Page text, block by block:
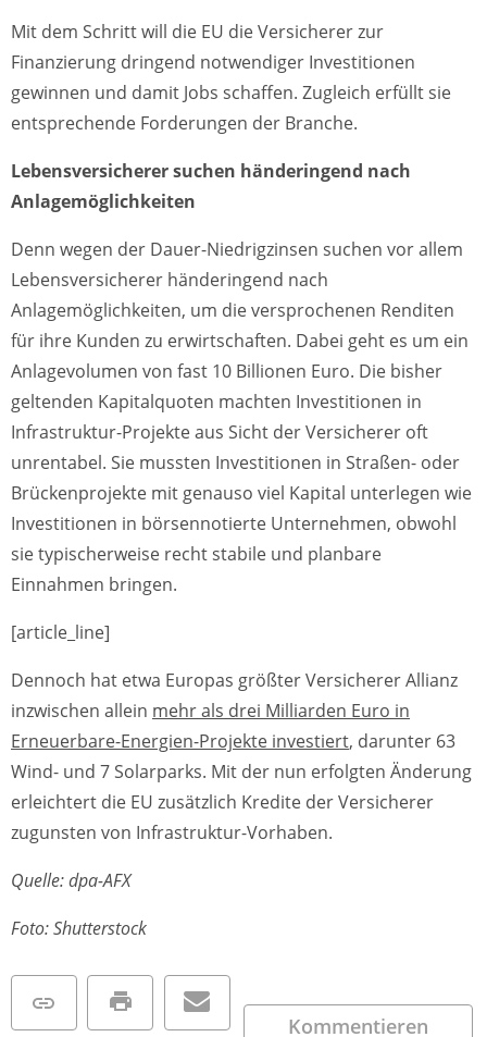
Mit dem Schritt will die EU die Versicherer zur
Finanzierung dringend notwendiger Investitionen
gewinnen und damit Jobs schaffen. Zugleich erfüllt sie
entsprechende Forderungen der Branche.
Lebensversicherer suchen händeringend nach
Anlagemöglichkeiten
Denn wegen der Dauer-Niedrigzinsen suchen vor allem
Lebensversicherer händeringend nach
Anlagemöglichkeiten, um die versprochenen Renditen
für ihre Kunden zu erwirtschaften. Dabei geht es um ein
Anlagevolumen von fast 10 Billionen Euro. Die bisher
geltenden Kapitalquoten machten Investitionen in
Infrastruktur-Projekte aus Sicht der Versicherer oft
unrentabel. Sie mussten Investitionen in Straßen- oder
Brückenprojekte mit genauso viel Kapital unterlegen wie
Investitionen in börsennotierte Unternehmen, obwohl
sie typischerweise recht stabile und planbare
Einnahmen bringen.
[article_line]
Dennoch hat etwa Europas größter Versicherer Allianz
inzwischen allein mehr als drei Milliarden Euro in
Erneuerbare-Energien-Projekte investiert, darunter 63
Wind- und 7 Solarparks. Mit der nun erfolgten Änderung
erleichtert die EU zusätzlich Kredite der Versicherer
zugunsten von Infrastruktur-Vorhaben.
Quelle: dpa-AFX
Foto: Shutterstock
Kommentieren